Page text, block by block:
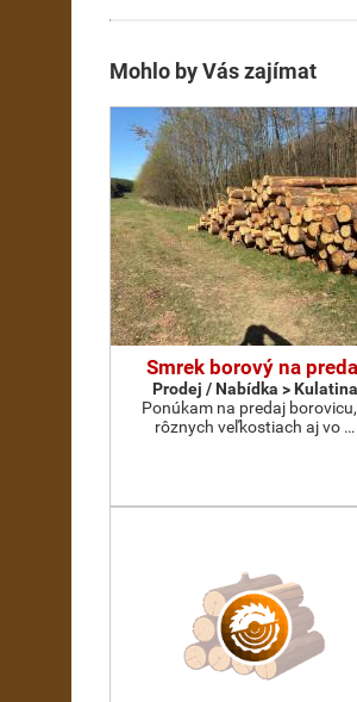
Mohlo by Vás zajímat
Smrek borový na
Prodej / Nabídka > Kulatina
Ponúkam na predaj
rôznych veľkostiach aj vo …